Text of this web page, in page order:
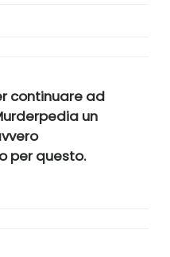
continuare ad
un
per questo.